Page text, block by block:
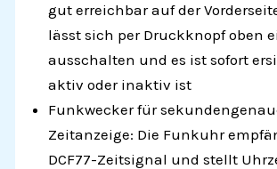
gut erreichbar auf der
lässt sich per Druckknopf oben
ausschalten und es ist sofort
aktiv oder inaktiv ist
Funkwecker für
Zeitanzeige: Die Funkuhr
DCF77-Zeitsignal und stellt